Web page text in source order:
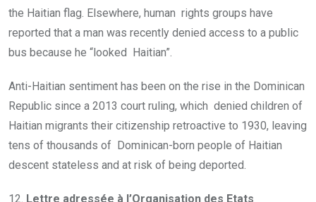
the Haitian flag. Elsewhere, human rights groups have
reported that a man was recently denied access to a public
bus because he “looked Haitian”.
Anti-Haitian sentiment has been on the rise in the Dominican
Republic since a 2013 court ruling, which denied children of
Haitian migrants their citizenship retroactive to 1930, leaving
tens of thousands of Dominican-born people of Haitian
descent stateless and at risk of being deported.
12. Lettre adressée à l’Organisation des Etats